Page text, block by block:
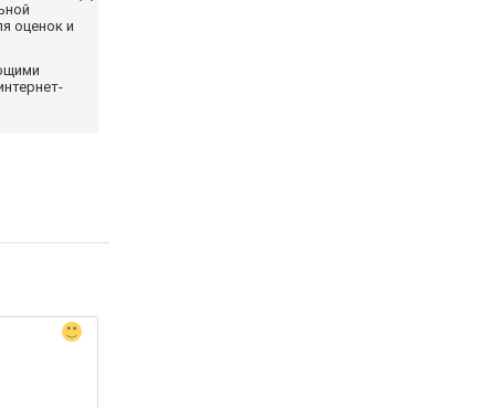
оценок и